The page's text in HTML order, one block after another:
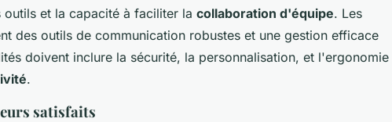
et la capacité à faciliter la collaboration d'équipe. Les
des outils de communication robustes et une gestion efficace
doivent inclure la sécurité, la personnalisation, et l'ergonomie
.
satisfaits